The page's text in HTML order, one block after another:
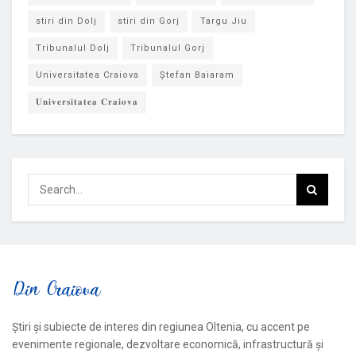
stiri din Dolj stiri din Gorj Targu Jiu
Tribunalul Dolj Tribunalul Gorj
Universitatea Craiova Ștefan Baiaram
𝐔𝐧𝐢𝐯𝐞𝐫𝐬𝐢𝐭𝐚𝐭𝐞𝐚 𝐂𝐫𝐚𝐢𝐨𝐯𝐚
Știri și subiecte de interes din regiunea Oltenia, cu accent pe
evenimente regionale, dezvoltare economică, infrastructură și